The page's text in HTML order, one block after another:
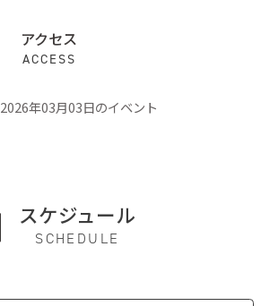
アクセス
ACCESS
2026年03月03日のイベント
スケジュール
SCHEDULE